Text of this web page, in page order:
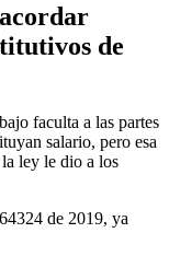
de
faculta a las partes
salario, pero esa
ley le dio a los
de 2019, ya